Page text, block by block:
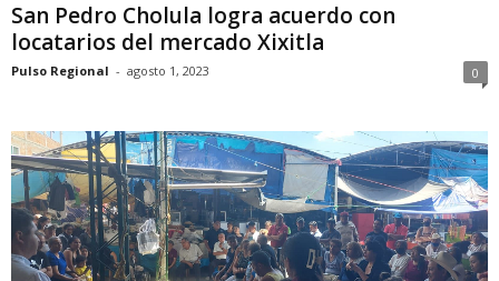
San Pedro Cholula logra acuerdo con
locatarios del mercado Xixitla
Pulso Regional - agosto 1, 2023 0